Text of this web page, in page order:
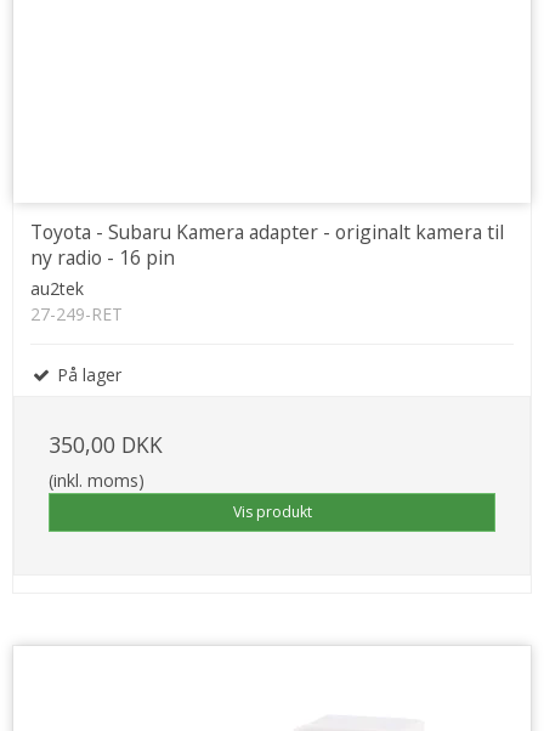
Toyota - Subaru Kamera adapter - originalt kamera til
ny radio - 16 pin
au2tek
27-249-RET
På lager
350,00 DKK
(inkl. moms)
Vis produkt